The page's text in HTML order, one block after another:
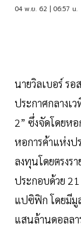
04 พ.ย. 62 | 06:57 น.
นายวิลเบอร์ รอ
ประกาศกลางเ
2” ซึ่งจัดโดยห
หอการค้าแห่งป
ลงทุนโดยตรง
ประกอบด้วย
แปซิฟิก โดยมีมู
แสนล้านดอลล